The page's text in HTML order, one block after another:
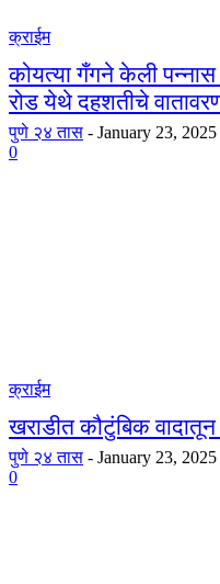
क्राईम
कोयत्या गँगने केली
रोड येथे दहशतीचे
पुणे २४ तास - January 23, 2025
0
क्राईम
खराडीत कौटुंबिक
पुणे २४ तास - January 23, 2025
0